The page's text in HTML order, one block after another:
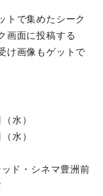
トで集めたシーク
画面に投稿する
け画像もゲットで
水）
水）
ド・シネマ豊洲前